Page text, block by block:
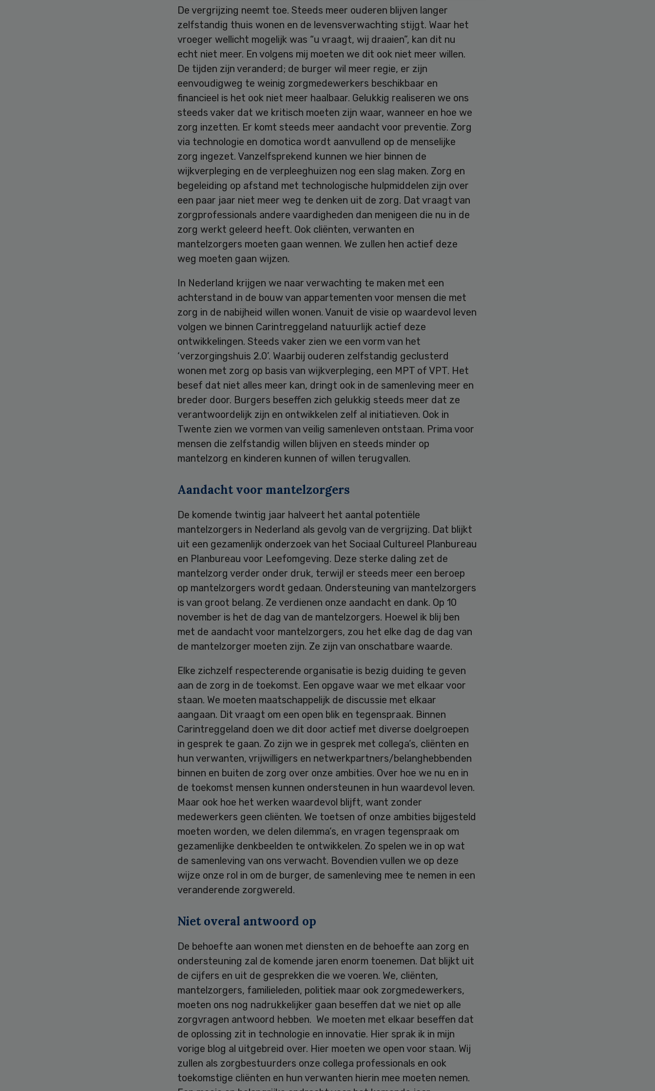
De vergrijzing neemt toe. Steeds meer ouderen blijven langer
zelfstandig thuis wonen en de levensverwachting stijgt. Waar het
vroeger wellicht mogelijk was “u vraagt, wij draaien”, kan dit nu
echt niet meer. En volgens mij moeten we dit ook niet meer willen.
De tijden zijn veranderd; de burger wil meer regie, er zijn
eenvoudigweg te weinig zorgmedewerkers beschikbaar en
financieel is het ook niet meer haalbaar. Gelukkig realiseren we ons
steeds vaker dat we kritisch moeten zijn waar, wanneer en hoe we
zorg inzetten. Er komt steeds meer aandacht voor preventie. Zorg
via technologie en domotica wordt aanvullend op de menselijke
zorg ingezet. Vanzelfsprekend kunnen we hier binnen de
wijkverpleging en de verpleeghuizen nog een slag maken. Zorg en
begeleiding op afstand met technologische hulpmiddelen zijn over
een paar jaar niet meer weg te denken uit de zorg. Dat vraagt van
zorgprofessionals andere vaardigheden dan menigeen die nu in de
zorg werkt geleerd heeft. Ook cliënten, verwanten en
mantelzorgers moeten gaan wennen. We zullen hen actief deze
weg moeten gaan wijzen.
In Nederland krijgen we naar verwachting te maken met een
achterstand in de bouw van appartementen voor mensen die met
zorg in de nabijheid willen wonen. Vanuit de visie op waardevol leven
volgen we binnen Carintreggeland natuurlijk actief deze
ontwikkelingen. Steeds vaker zien we een vorm van het
‘verzorgingshuis 2.0’. Waarbij ouderen zelfstandig geclusterd
wonen met zorg op basis van wijkverpleging, een MPT of VPT. Het
besef dat niet alles meer kan, dringt ook in de samenleving meer en
breder door. Burgers beseffen zich gelukkig steeds meer dat ze
verantwoordelijk zijn en ontwikkelen zelf al initiatieven. Ook in
Twente zien we vormen van veilig samenleven ontstaan. Prima voor
mensen die zelfstandig willen blijven en steeds minder op
mantelzorg en kinderen kunnen of willen terugvallen.
Aandacht voor mantelzorgers
De komende twintig jaar halveert het aantal potentiële
mantelzorgers in Nederland als gevolg van de vergrijzing. Dat blijkt
uit een gezamenlijk onderzoek van het Sociaal Cultureel Planbureau
en Planbureau voor Leefomgeving. Deze sterke daling zet de
mantelzorg verder onder druk, terwijl er steeds meer een beroep
op mantelzorgers wordt gedaan. Ondersteuning van mantelzorgers
is van groot belang. Ze verdienen onze aandacht en dank. Op 10
november is het de dag van de mantelzorgers. Hoewel ik blij ben
met de aandacht voor mantelzorgers, zou het elke dag de dag van
de mantelzorger moeten zijn. Ze zijn van onschatbare waarde.
Elke zichzelf respecterende organisatie is bezig duiding te geven
aan de zorg in de toekomst. Een opgave waar we met elkaar voor
staan. We moeten maatschappelijk de discussie met elkaar
aangaan. Dit vraagt om een open blik en tegenspraak. Binnen
Carintreggeland doen we dit door actief met diverse doelgroepen
in gesprek te gaan. Zo zijn we in gesprek met collega’s, cliënten en
hun verwanten, vrijwilligers en netwerkpartners/belanghebbenden
binnen en buiten de zorg over onze ambities. Over hoe we nu en in
de toekomst mensen kunnen ondersteunen in hun waardevol leven.
Maar ook hoe het werken waardevol blijft, want zonder
medewerkers geen cliënten. We toetsen of onze ambities bijgesteld
moeten worden, we delen dilemma’s, en vragen tegenspraak om
gezamenlijke denkbeelden te ontwikkelen. Zo spelen we in op wat
de samenleving van ons verwacht. Bovendien vullen we op deze
wijze onze rol in om de burger, de samenleving mee te nemen in een
veranderende zorgwereld.
Niet overal antwoord op
De behoefte aan wonen met diensten en de behoefte aan zorg en
ondersteuning zal de komende jaren enorm toenemen. Dat blijkt uit
de cijfers en uit de gesprekken die we voeren. We, cliënten,
mantelzorgers, familieleden, politiek maar ook zorgmedewerkers,
moeten ons nog nadrukkelijker gaan beseffen dat we niet op alle
zorgvragen antwoord hebben. We moeten met elkaar beseffen dat
de oplossing zit in technologie en innovatie. Hier sprak ik in mijn
vorige blog al uitgebreid over. Hier moeten we open voor staan. Wij
zullen als zorgbestuurders onze collega professionals en ook
toekomstige cliënten en hun verwanten hierin mee moeten nemen.